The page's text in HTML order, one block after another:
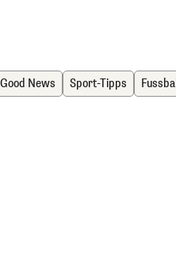
Good News Sport-Tipps Fussball